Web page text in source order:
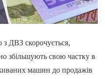
ДВЗ скорочується,
збільшують свою частку в
машин до продажів